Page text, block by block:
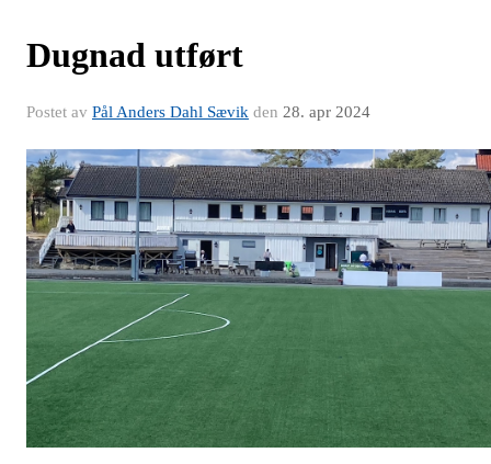
Dugnad utført
Postet av Pål Anders Dahl Sævik den 28. apr 2024